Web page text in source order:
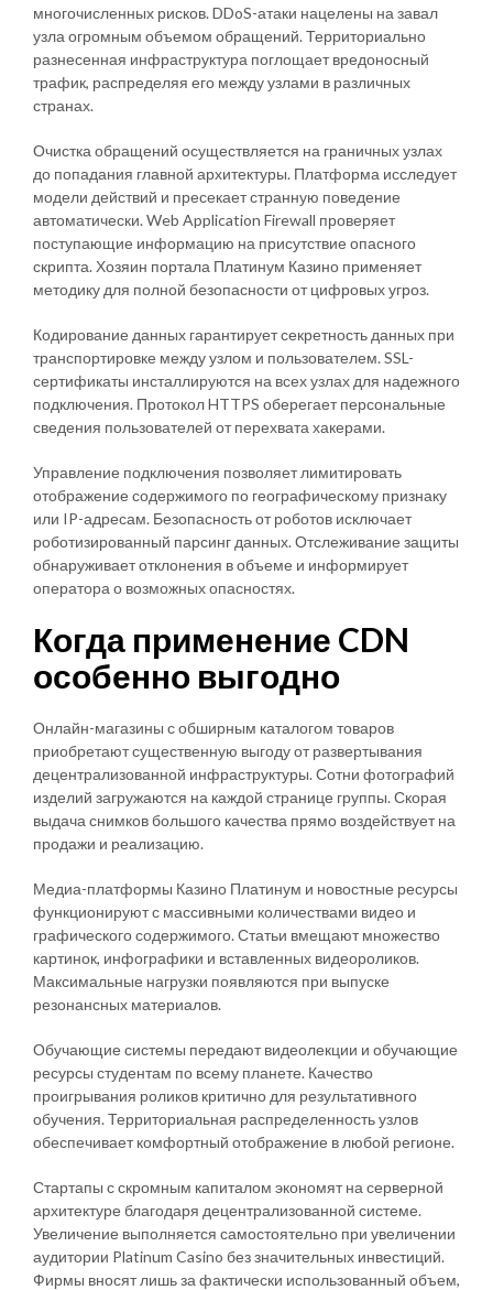
многочисленных рисков. DDoS-атаки нацелены на завал
узла огромным объемом обращений. Территориально
разнесенная инфраструктура поглощает вредоносный
трафик, распределяя его между узлами в различных
странах.
Очистка обращений осуществляется на граничных узлах
до попадания главной архитектуры. Платформа исследует
модели действий и пресекает странную поведение
автоматически. Web Application Firewall проверяет
поступающие информацию на присутствие опасного
скрипта. Хозяин портала Платинум Казино применяет
методику для полной безопасности от цифровых угроз.
Кодирование данных гарантирует секретность данных при
транспортировке между узлом и пользователем. SSL-
сертификаты инсталлируются на всех узлах для надежного
подключения. Протокол HTTPS оберегает персональные
сведения пользователей от перехвата хакерами.
Управление подключения позволяет лимитировать
отображение содержимого по географическому признаку
или IP-адресам. Безопасность от роботов исключает
роботизированный парсинг данных. Отслеживание защиты
обнаруживает отклонения в объеме и информирует
оператора о возможных опасностях.
Когда применение CDN
особенно выгодно
Онлайн-магазины с обширным каталогом товаров
приобретают существенную выгоду от развертывания
децентрализованной инфраструктуры. Сотни фотографий
изделий загружаются на каждой странице группы. Скорая
выдача снимков большого качества прямо воздействует на
продажи и реализацию.
Медиа-платформы Казино Платинум и новостные ресурсы
функционируют с массивными количествами видео и
графического содержимого. Статьи вмещают множество
картинок, инфографики и вставленных видеороликов.
Максимальные нагрузки появляются при выпуске
резонансных материалов.
Обучающие системы передают видеолекции и обучающие
ресурсы студентам по всему планете. Качество
проигрывания роликов критично для результативного
обучения. Территориальная распределенность узлов
обеспечивает комфортный отображение в любой регионе.
Стартапы с скромным капиталом экономят на серверной
архитектуре благодаря децентрализованной системе.
Увеличение выполняется самостоятельно при увеличении
аудитории Platinum Casino без значительных инвестиций.
Фирмы вносят лишь за фактически использованный объем,